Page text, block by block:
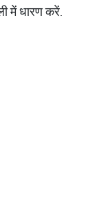
में धारण करें.